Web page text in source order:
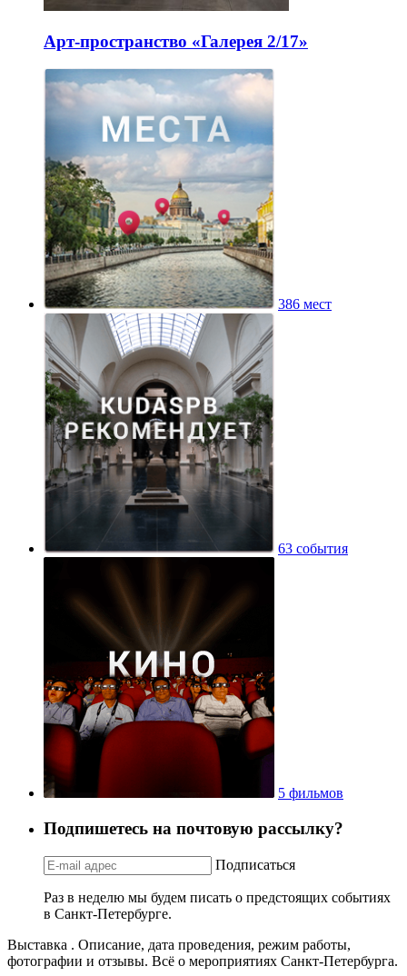
Арт-пространство «Галерея 2/17»
386 мест
63 события
5 фильмов
Подпишетесь на почтовую рассылку?
Подписаться
Раз в неделю мы будем писать о предстоящих событиях
в Санкт-Петербурге.
Выставка . Описание, дата проведения, режим работы,
фотографии и отзывы. Всё о мероприятиях Санкт-Петербурга.